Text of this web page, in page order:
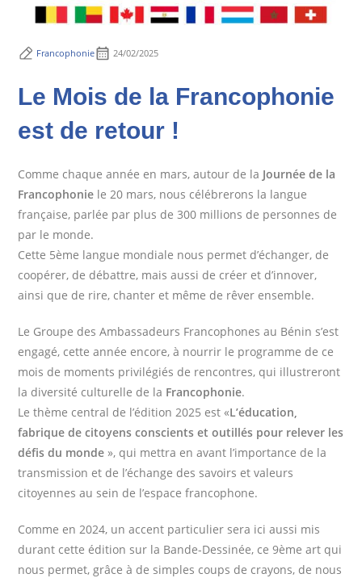
Francophonie 24/02/2025
Le Mois de la Francophonie
est de retour !
Comme chaque année en mars, autour de la Journée de la
Francophonie le 20 mars, nous célébrerons la langue
française, parlée par plus de 300 millions de personnes de
par le monde.
Cette 5ème langue mondiale nous permet d’échanger, de
coopérer, de débattre, mais aussi de créer et d’innover,
ainsi que de rire, chanter et même de rêver ensemble.
Le Groupe des Ambassadeurs Francophones au Bénin s’est
engagé, cette année encore, à nourrir le programme de ce
mois de moments privilégiés de rencontres, qui illustreront
la diversité culturelle de la Francophonie.
Le thème central de l’édition 2025 est «L’éducation,
fabrique de citoyens conscients et outillés pour relever les
défis du monde », qui mettra en avant l’importance de la
transmission et de l’échange des savoirs et valeurs
citoyennes au sein de l’espace francophone.
Comme en 2024, un accent particulier sera ici aussi mis
durant cette édition sur la Bande-Dessinée, ce 9ème art qui
nous permet, grâce à de simples coups de crayons, de nous